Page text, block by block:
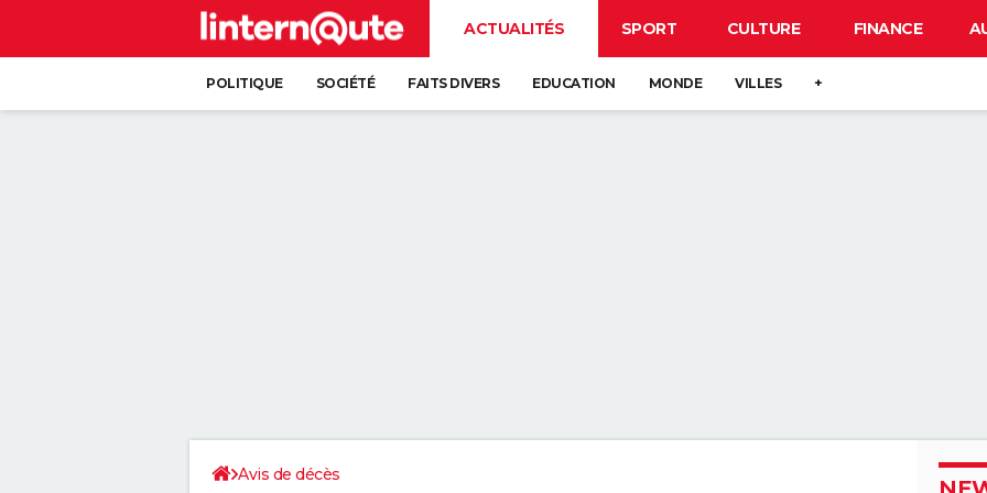
ACTUALITÉS SPORT CULTURE FINANCE
POLITIQUE SOCIÉTÉ FAITS DIVERS EDUCATION MONDE VILLES +
Avis de décès